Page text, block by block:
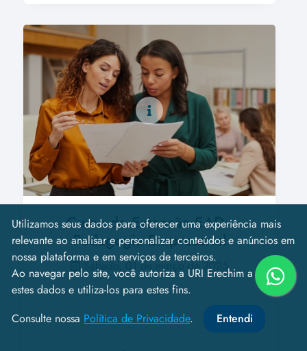
Curso de Extensão EAD -
Pedagogia Empresarial
Sábado, 01 de março de 2025
Utilizamos seus dados para oferecer uma experiência mais
relevante ao analisar e personalizar conteúdos e anúncios em
nossa plataforma e em serviços de terceiros.
Ao navegar pelo site, você autoriza a URI Erechim a coletar
estes dados e utiliza-los para estes fins.
Consulte nossa Política de Privacidade. Entendi